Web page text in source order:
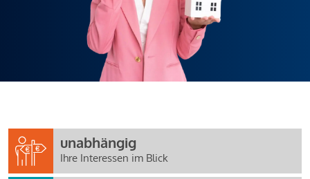
unabhängig
Ihre Interessen im Blick